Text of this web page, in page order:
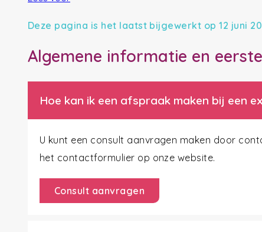
Deze pagina is het laatst bijgewerkt op 12 juni
Algemene informatie en
Hoe kan ik een afspraak maken bij een
U kunt een consult aanvragen maken door
het contactformulier op onze website.
Consult aanvragen